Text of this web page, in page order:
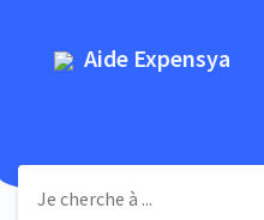
Aide Expensya